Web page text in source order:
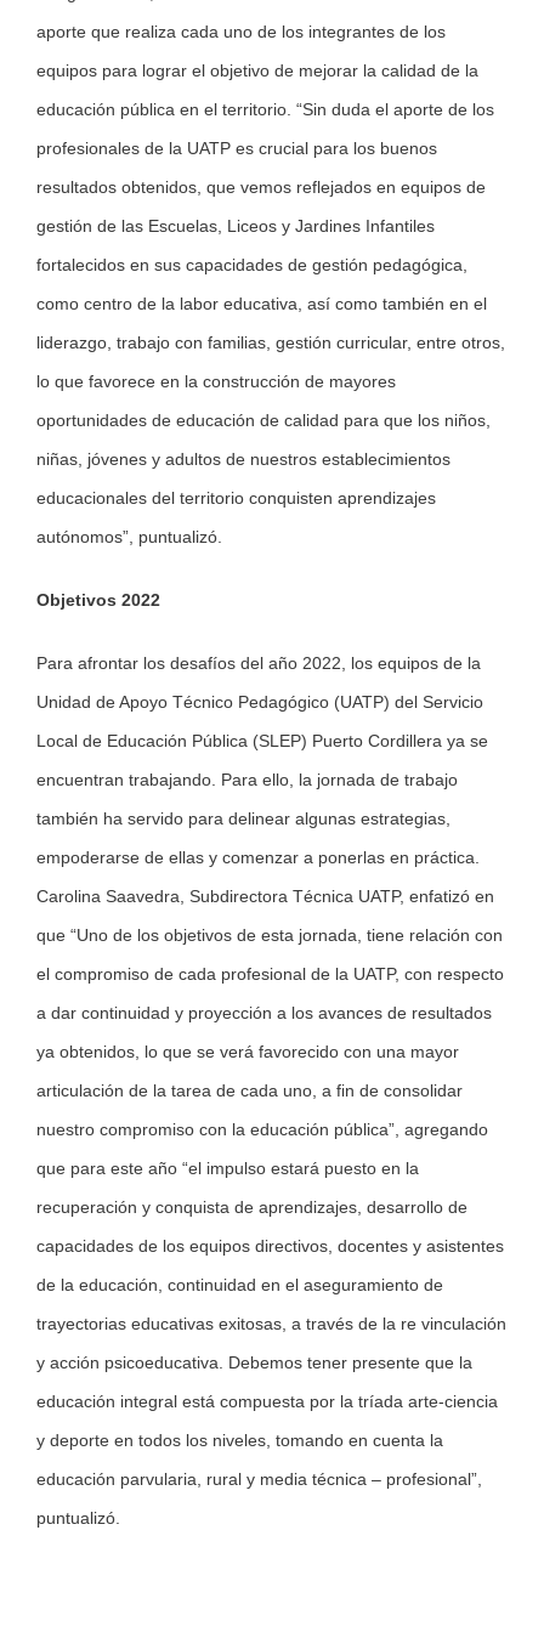
aporte que realiza cada uno de los integrantes de los
equipos para lograr el objetivo de mejorar la calidad de la
educación pública en el territorio. “Sin duda el aporte de los
profesionales de la UATP es crucial para los buenos
resultados obtenidos, que vemos reflejados en equipos de
gestión de las Escuelas, Liceos y Jardines Infantiles
fortalecidos en sus capacidades de gestión pedagógica,
como centro de la labor educativa, así como también en el
liderazgo, trabajo con familias, gestión curricular, entre otros,
lo que favorece en la construcción de mayores
oportunidades de educación de calidad para que los niños,
niñas, jóvenes y adultos de nuestros establecimientos
educacionales del territorio conquisten aprendizajes
autónomos”, puntualizó.
Objetivos 2022
Para afrontar los desafíos del año 2022, los equipos de la
Unidad de Apoyo Técnico Pedagógico (UATP) del Servicio
Local de Educación Pública (SLEP) Puerto Cordillera ya se
encuentran trabajando. Para ello, la jornada de trabajo
también ha servido para delinear algunas estrategias,
empoderarse de ellas y comenzar a ponerlas en práctica.
Carolina Saavedra, Subdirectora Técnica UATP, enfatizó en
que “Uno de los objetivos de esta jornada, tiene relación con
el compromiso de cada profesional de la UATP, con respecto
a dar continuidad y proyección a los avances de resultados
ya obtenidos, lo que se verá favorecido con una mayor
articulación de la tarea de cada uno, a fin de consolidar
nuestro compromiso con la educación pública”, agregando
que para este año “el impulso estará puesto en la
recuperación y conquista de aprendizajes, desarrollo de
capacidades de los equipos directivos, docentes y asistentes
de la educación, continuidad en el aseguramiento de
trayectorias educativas exitosas, a través de la re vinculación
y acción psicoeducativa. Debemos tener presente que la
educación integral está compuesta por la tríada arte-ciencia
y deporte en todos los niveles, tomando en cuenta la
educación parvularia, rural y media técnica – profesional”,
puntualizó.